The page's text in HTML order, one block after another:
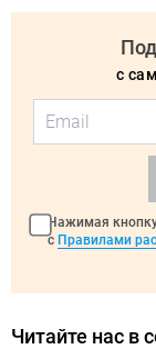
с
Нажимая
с Правилами
Читайте нас в